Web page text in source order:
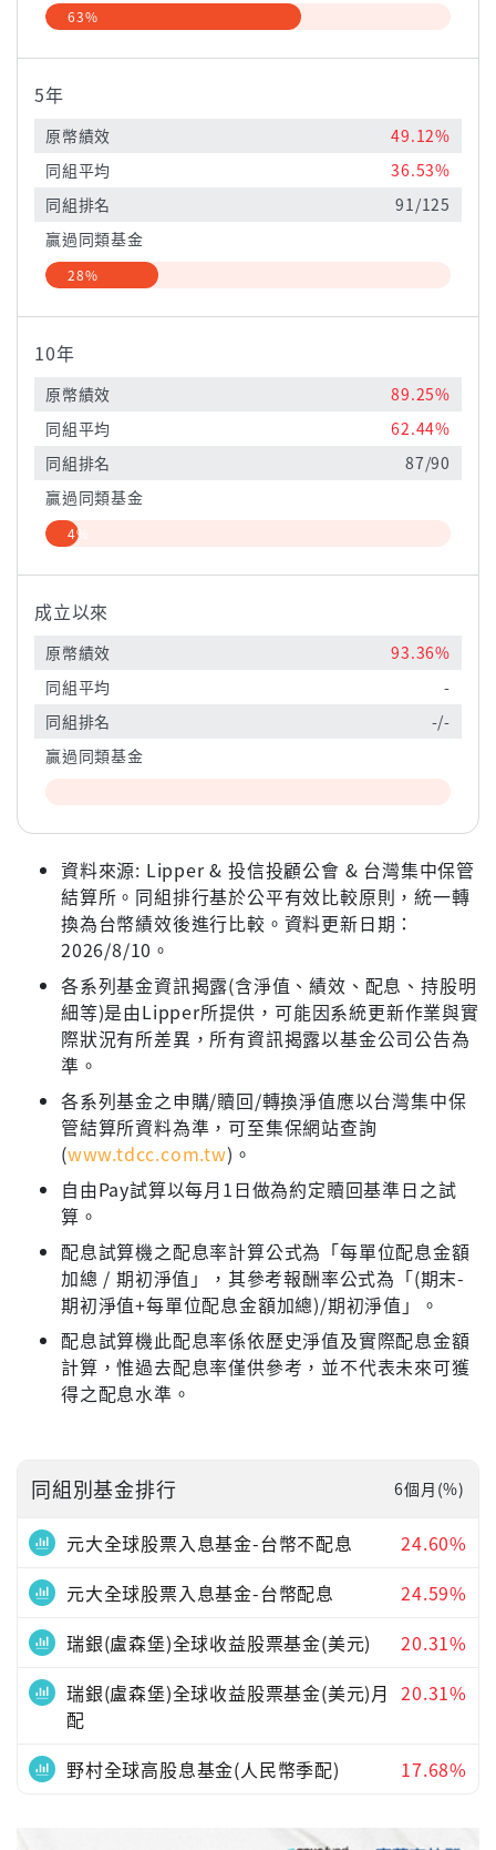
63%
5年
原幣績效
49.12%
同組平均
36.53%
同組排名
91/125
贏過同類基金
28%
10年
原幣績效
89.25%
同組平均
62.44%
同組排名
87/90
贏過同類基金
4%
成立以來
原幣績效
93.36%
同組平均
-
同組排名
-/-
贏過同類基金
資料來源: Lipper & 投信投顧公會 & 台灣集中保管
結算所。同組排行基於公平有效比較原則，統一轉
換為台幣績效後進行比較。資料更新日期：
2026/8/10。
各系列基金資訊揭露(含淨值、績效、配息、持股明
細等)是由Lipper所提供，可能因系統更新作業與實
際狀況有所差異，所有資訊揭露以基金公司公告為
準。
各系列基金之申購/贖回/轉換淨值應以台灣集中保
管結算所資料為準，可至集保網站查詢
(www.tdcc.com.tw)。
自由Pay試算以每月1日做為約定贖回基準日之試
算。
配息試算機之配息率計算公式為「每單位配息金額
加總 / 期初淨值」，其參考報酬率公式為「(期末-
期初淨值+每單位配息金額加總)/期初淨值」。
配息試算機此配息率係依歷史淨值及實際配息金額
計算，惟過去配息率僅供參考，並不代表未來可獲
得之配息水準。
同組別基金排行 6個月(%)
元大全球股票入息基金-台幣不配息
24.60%
元大全球股票入息基金-台幣配息
24.59%
瑞銀(盧森堡)全球收益股票基金(美元)
20.31%
瑞銀(盧森堡)全球收益股票基金(美元)月
配
20.31%
野村全球高股息基金(人民幣季配) 17.68%